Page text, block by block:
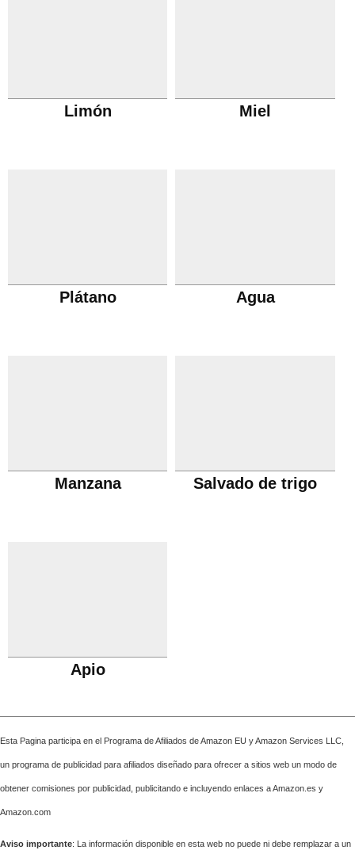
Limón Miel
Plátano Agua
Manzana Salvado de trigo
Apio
Esta Pagina participa en el Programa de Afiliados de Amazon EU y Amazon Services LLC,
un programa de publicidad para afiliados diseñado para ofrecer a sitios web un modo de
obtener comisiones por publicidad, publicitando e incluyendo enlaces a Amazon.es y
Amazon.com
Aviso importante: La información disponible en esta web no puede ni debe remplazar a un